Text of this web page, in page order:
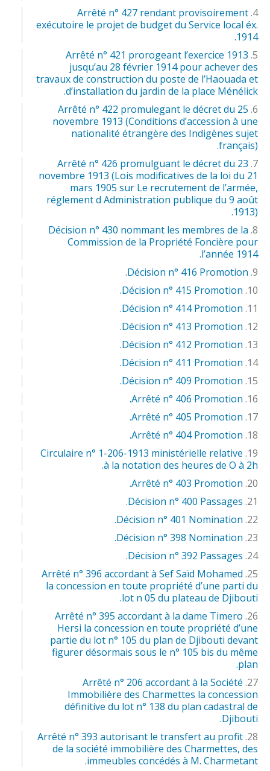
Arrêté n° 427 rendant provisoirement
exécutoire le projet de budget du Service local éx.
1914.
Arrêté n° 421 prorogeant l’exercice 1913
jusqu’au 28 février 1914 pour achever des
travaux de construction du poste de l’Haouada et
d’installation du jardin de la place Ménélick.
Arrêté n° 422 promulegant le décret du 25
novembre 1913 (Conditions d’accession à une
nationalité étrangère des Indigènes sujet
français).
Arrêté n° 426 promulguant le décret du 23
novembre 1913 (Lois modificatives de la loi du 21
mars 1905 sur Le recrutement de l’armée,
réglement d Administration publique du 9 août
1913).
Décision n° 430 nommant les membres de la
Commission de la Propriété Foncière pour
l’année 1914.
Décision n° 416 Promotion.
Décision n° 415 Promotion.
Décision n° 414 Promotion.
Décision n° 413 Promotion.
Décision n° 412 Promotion.
Décision n° 411 Promotion.
Décision n° 409 Promotion.
Arrêté n° 406 Promotion.
Arrêté n° 405 Promotion.
Arrêté n° 404 Promotion.
Circulaire n° 1-206-1913 ministérielle relative
à la notation des heures de O à 2h.
Arrêté n° 403 Promotion.
Décision n° 400 Passages.
Décision n° 401 Nomination.
Décision n° 398 Nomination.
Décision n° 392 Passages.
Arrêté n° 396 accordant à Sef Saïd Mohamed
la concession en toute propriété d’une parti du
lot n 05 du plateau de Djibouti.
Arrêté n° 395 accordant à la dame Timero
Hersi la concession en toute propriété d’une
partie du lot n° 105 du plan de Djibouti devant
figurer désormais sous le n° 105 bis du même
plan.
Arrêté n° 206 accordant à la Société
Immobilière des Charmettes la concession
définitive du lot n° 138 du plan cadastral de
Djibouti.
Arrêté n° 393 autorisant le transfert au profit
de la société immobilière des Charmettes, des
immeubles concédés à M. Charmetant.